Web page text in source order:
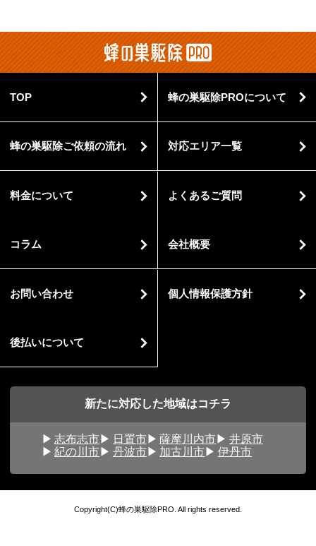
TOP 蜂の巣駆除PROについて
蜂の巣駆除ご依頼の流れ 対応エリア一覧
料金について よくあるご質問
コラム 会社概要
お問い合わせ 個人情報保護方針
後払いについて
新たに対応した地域はコチラ
志布志市 日置市 薩摩川内市
井原市
紀の川市
丹波市 加古川市 伊丹市
Copyright(C)蜂の巣駆除PRO. All rights reserved.